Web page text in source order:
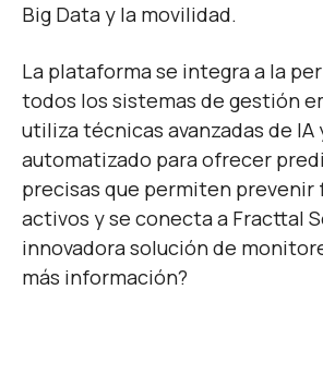
Big Data y la movilidad.
La plataforma se integra a la
todos los sistemas de gestión
utiliza técnicas avanzadas de IA
automatizado para ofrecer
precisas que permiten prevenir
activos y se conecta a Fracttal
innovadora solución de
más información?